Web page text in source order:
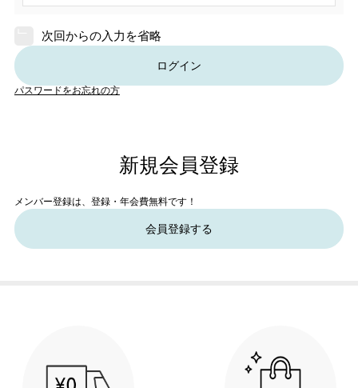
次回からの入力を省略
ログイン
パスワードをお忘れの方
新規会員登録
メンバー登録は、登録・年会費無料です！
会員登録する